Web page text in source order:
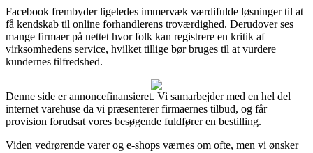
Facebook frembyder ligeledes immervæk værdifulde løsninger til at
få kendskab til online forhandlerens troværdighed. Derudover ses
mange firmaer på nettet hvor folk kan registrere en kritik af
virksomhedens service, hvilket tillige bør bruges til at vurdere
kundernes tilfredshed.
Denne side er annoncefinansieret. Vi samarbejder med en hel del
internet varehuse da vi præsenterer firmaernes tilbud, og får
provision forudsat vores besøgende fuldfører en bestilling.
Viden vedrørende varer og e-shops værnes om ofte, men vi ønsker